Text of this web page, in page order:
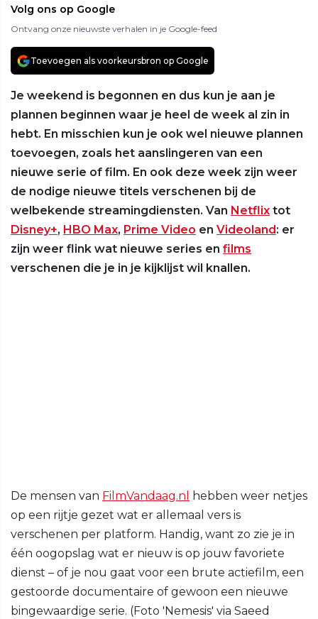
Volg ons op Google
Ontvang onze nieuwste verhalen in je Google-feed
Toevoegen als voorkeursbron op Google
Je weekend is begonnen en dus kun je aan je
plannen beginnen waar je heel de week al zin in
hebt. En misschien kun je ook wel nieuwe plannen
toevoegen, zoals het aanslingeren van een
nieuwe serie of film. En ook deze week zijn weer
de nodige nieuwe titels verschenen bij de
welbekende streamingdiensten. Van Netflix tot
Disney+, HBO Max, Prime Video en Videoland: er
zijn weer flink wat nieuwe series en films
verschenen die je in je kijklijst wil knallen.
De mensen van FilmVandaag.nl
hebben weer netjes
op een rijtje gezet wat er allemaal vers is
verschenen per platform. Handig, want zo zie je in
één oogopslag wat er nieuw is op jouw favoriete
dienst – of je nou gaat voor een brute actiefilm, een
gestoorde documentaire of gewoon een nieuwe
bingewaardige serie. (Foto 'Nemesis' via Saeed